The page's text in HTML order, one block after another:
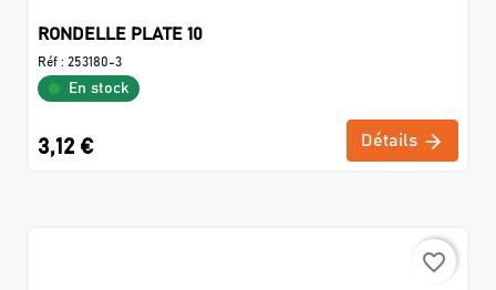
RONDELLE PLATE 10
Réf : 253180-3
En stock
3,12 € Détails
favorite_border